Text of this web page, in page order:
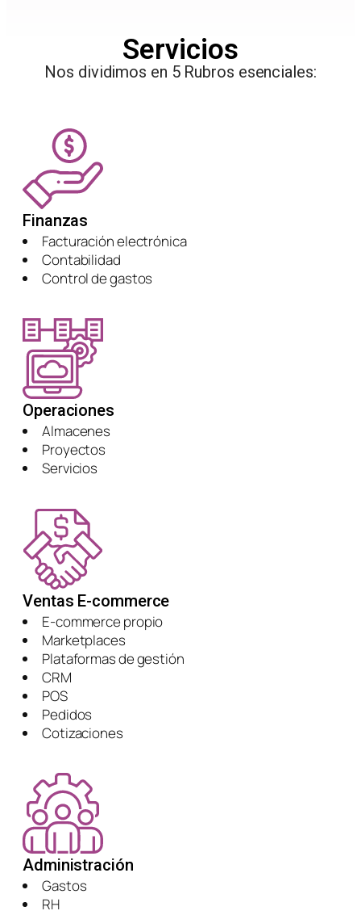
Servicios
Nos dividimos en 5 Rubros esenciales:
Finanzas
Facturación electrónica
Contabilidad
Control de gastos
Operaciones
Almacenes
Proyectos
Servicios
Ventas E-commerce
E-commerce propio
Marketplaces
Plataformas de gestión
CRM
POS
Pedidos
Cotizaciones
Administración
Gastos
RH